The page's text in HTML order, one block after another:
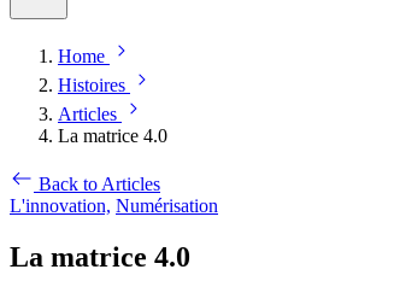
Home
Histoires
Articles
La matrice 4.0
Back to Articles
L'innovation, Numérisation
La matrice 4.0